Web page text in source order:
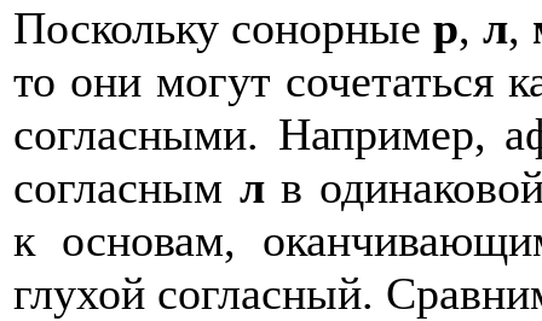
Поскольку сонорные р, л,
то они могут сочетаться
согласными. Например,
согласным лв
к основам,
глухой согласный.